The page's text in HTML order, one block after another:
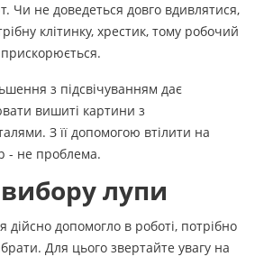
Чи не доведеться довго вдивлятися,
клітинку, хрестик, тому робочий
з підсвічуванням дає
вишиті картини з
З її допомогою втілити на
- не проблема.
вибору лупи
допомогло в роботі, потрібно
Для цього звертайте увагу на